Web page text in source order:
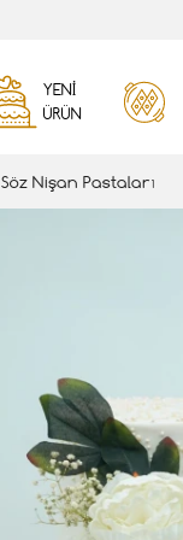
YENI
ÜRÜN
Söz Nişan Pastaları